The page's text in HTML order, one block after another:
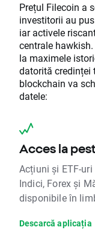
Prețul Filecoin a
investitorii au
iar activele
centrale
la maximele
datorită credinței
blockchain va
datele:
Acces la
Acțiuni și ETF-uri
Indici, Forex și
disponibile în
Descarcă aplicația